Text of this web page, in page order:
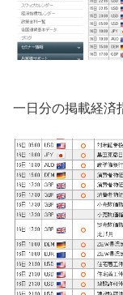
一日分の掲載経済